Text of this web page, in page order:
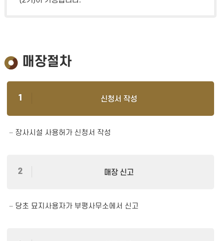
매장절차
신청서 작성
장사시설 사용허가 신청서 작성
매장 신고
당초 묘지사용자가 부평사무소에서 신고